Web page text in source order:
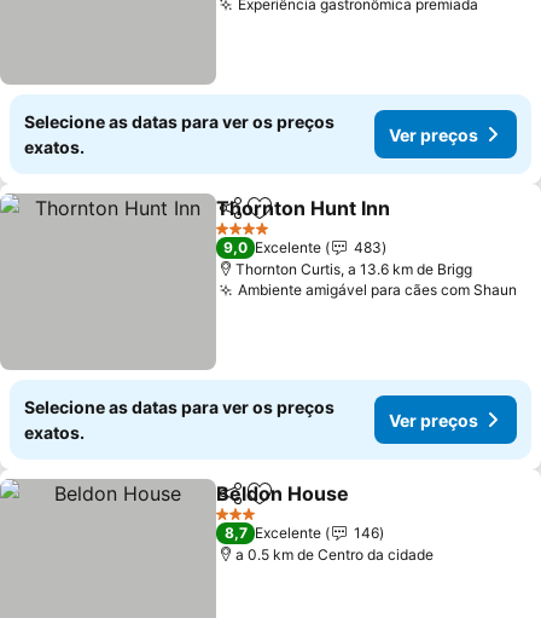
Experiência gastronômica premiada
Selecione as datas para ver os preços
exatos.
Ver preços
PartilharAdicionar aos favoritos
Thornton Hunt Inn
4 Estrelas
9,0 Excelente
483
Thornton Curtis, a 13.6 km de Brigg
Ambiente amigável para cães com Shaun
Selecione as datas para ver os preços
exatos.
Ver preços
PartilharAdicionar aos favoritos
Beldon House
3 Estrelas
8,7 Excelente
146
a 0.5 km de Centro da cidade